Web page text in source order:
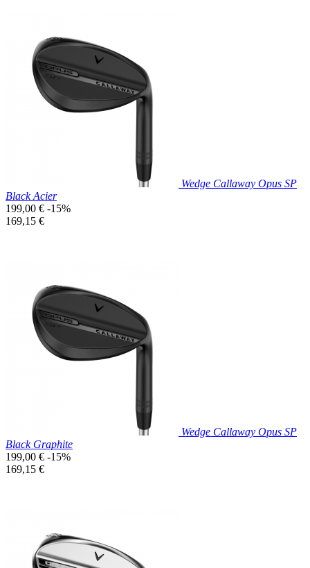
Aperçu rapide
Wedge Callaway Opus SP
Black Acier
Prix
de
199,00 € -15%
Prix
169,15 €
Aperçu rapide
Wedge Callaway Opus SP
Black Graphite
Prix
de
199,00 € -15%
Prix
169,15 €
Aperçu rapide